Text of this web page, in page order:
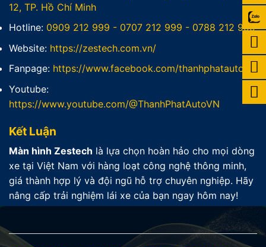
12, TP. Hồ Chí Minh
Hotline: 0909 212 999 - 0707 212 999 - 0788 212 999
Website: https://zestech.com.vn/
Fanpage: https://www.facebook.com/thanhphatauto.net/
Youtube:
https://www.youtube.com/@ThanhPhatAutoVN
Kết Luận
Màn hình Zestech là lựa chọn hoàn hảo cho mọi dòng
xe tại Việt Nam với hàng loạt công nghệ thông minh,
giá thành hợp lý và đội ngũ hỗ trợ chuyên nghiệp. Hãy
nâng cấp trải nghiệm lái xe của bạn ngay hôm nay!